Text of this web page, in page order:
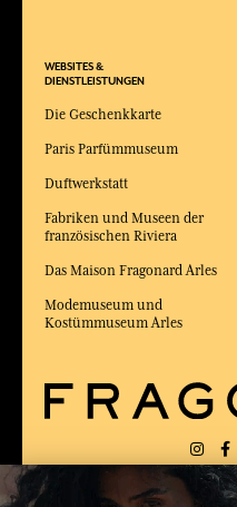
WEBSITES &
DIENSTLEISTUNGEN
Die Geschenkkarte
Paris Parfümmuseum
Duftwerkstatt
Fabriken und Museen der
französischen Riviera
Das Maison Fragonard Arles
Modemuseum und
Kostümmuseum Arles